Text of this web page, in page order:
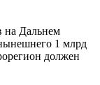
на Дальнем
1 млрд
должен